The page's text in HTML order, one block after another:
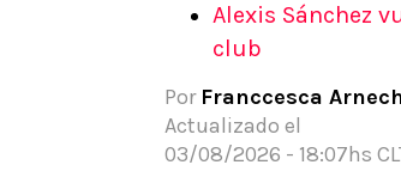
Alexis Sánchez
club
Por Franccesca
Actualizado el
03/08/2026 - 18:07hs